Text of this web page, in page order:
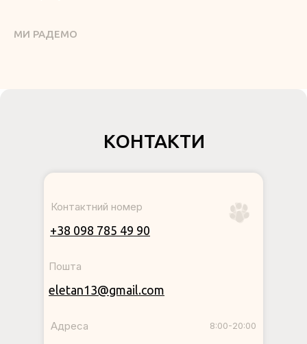
МИ РАДЕМО
КОНТАКТИ
+38 098 785 49 90
Контактний номер
Пошта
eletan13@gmail.com
8:00-20:00
Адреса